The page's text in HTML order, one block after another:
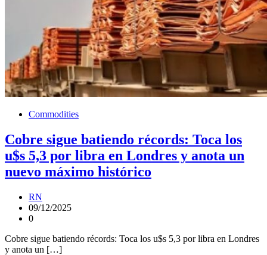
Commodities
Cobre sigue batiendo récords: Toca los
u$s 5,3 por libra en Londres y anota un
nuevo máximo histórico
RN
09/12/2025
0
Cobre sigue batiendo récords: Toca los u$s 5,3 por libra en Londres
y anota un […]